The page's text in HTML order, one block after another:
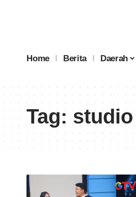
Home Berita Daerah
Tag:studio